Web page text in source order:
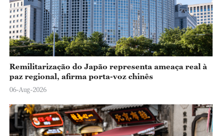
Remilitarização do Japão representa ameaça real à
paz regional, afirma porta-voz chinês
06-Aug-2026